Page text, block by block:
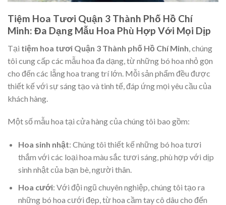
Tiệm Hoa Tươi Quận 3 Thành Phố Hồ Chí
Minh: Đa Dạng Mẫu Hoa Phù Hợp Với Mọi Dịp
Tại tiệm hoa tươi Quận 3 Thành phố Hồ Chí Minh , chúng
tôi cung cấp các mẫu hoa đa dạng, từ những bó hoa nhỏ gọn
cho đến các lẵng hoa trang trí lớn. Mỗi sản phẩm đều được
thiết kế với sự sáng tạo và tinh tế, đáp ứng mọi yêu cầu của
khách hàng.
Một số mẫu hoa tại cửa hàng của chúng tôi bao gồm:
Hoa sinh nhật: Chúng tôi thiết kế những bó hoa tươi
thắm với các loại hoa màu sắc tươi sáng, phù hợp với dịp
sinh nhật của bạn bè, người thân.
Hoa cưới: Với đội ngũ chuyên nghiệp, chúng tôi tạo ra
những bó hoa cưới đẹp, từ hoa cầm tay cô dâu cho đến